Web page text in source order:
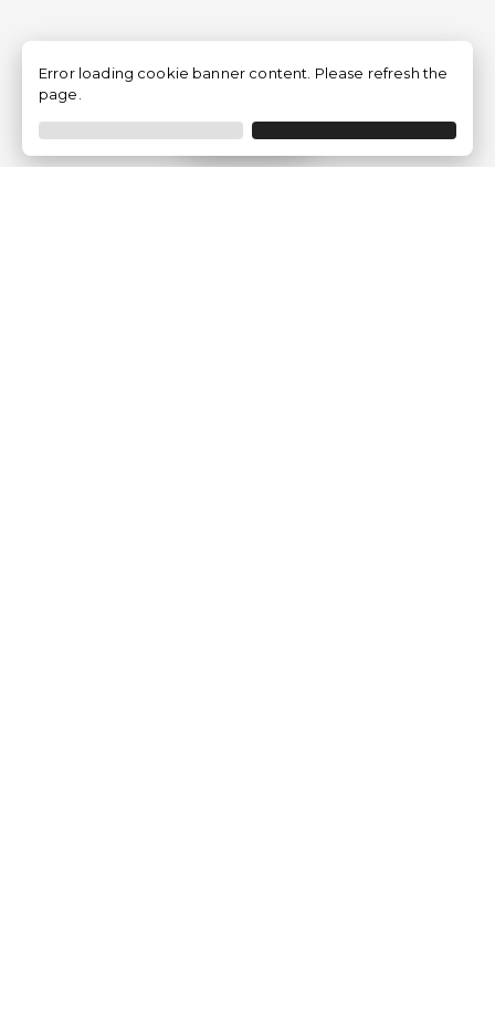
Filtrar
Error loading cookie banner content. Please refresh the
page.